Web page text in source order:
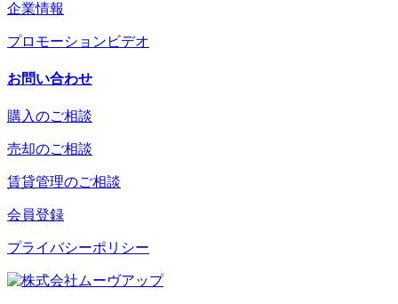
企業情報
プロモーションビデオ
お問い合わせ
購入のご相談
売却のご相談
賃貸管理のご相談
会員登録
プライバシーポリシー